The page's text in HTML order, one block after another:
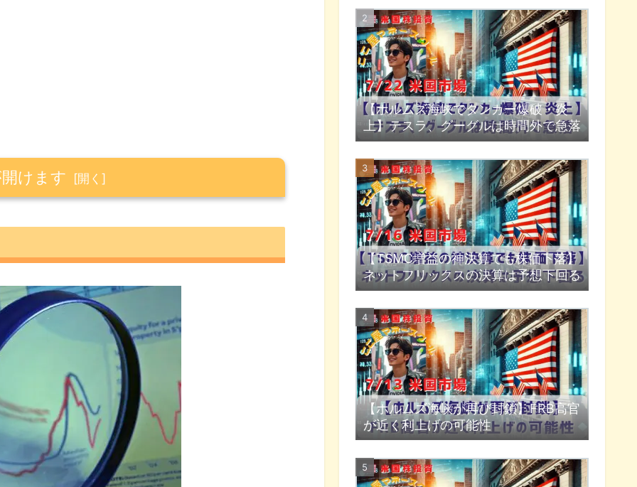
けます
上昇
ハードルは英当局のみ
【ホルムズ海峡でタンカー爆破・炎
上】テスラ、グーグルは時間外で急落
【TSMC増益の神決算でも株価下落】
ネットフリックスの決算は予想下回る
【ホルムズ海峡が再び封鎖】FRB高官
が近く利上げの可能性